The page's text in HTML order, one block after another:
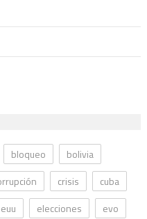
bloqueo
bolivia
crisis
cuba
elecciones evo